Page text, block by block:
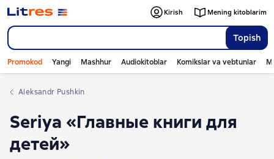
Topish
Kirish Mening kitoblarim
Promokod Yangi Mashhur Audiokitoblar Komikslar va vebtunlar
Aleksandr Pushkin
Seriya «Главные книги для
детей»